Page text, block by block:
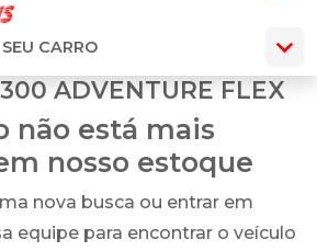
CARRO
ADVENTURE FLEX
não está mais
nosso estoque
nova busca ou entrar em
equipe para encontrar o veículo